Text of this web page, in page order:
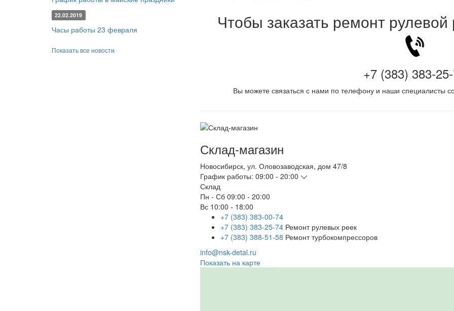
22.02.2019
Часы работы 23 февраля
Показать все новости
Чтобы заказать ремонт
+7 (383) 383-
Вы можете связаться с нами по телефону и наши специалисты
Склад-магазин
Новосибирск, ул. Оловозаводская, дом 47/8
График работы: 09:00 - 20:00
Склад
Пн - Сб 09:00 - 20:00
Вс 10:00 - 18:00
+7 (383) 383-00-74
+7 (383) 383-25-74 Ремонт рулевых реек
+7 (383) 388-51-58 Ремонт турбокомпрессоров
info@nsk-detal.ru
Показать на карте